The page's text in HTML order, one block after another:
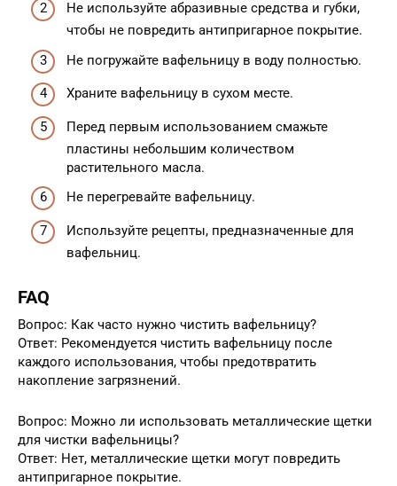
Не используйте абразивные средства и губки,
чтобы не повредить антипригарное покрытие.
Не погружайте вафельницу в воду полностью.
Храните вафельницу в сухом месте.
Перед первым использованием смажьте
пластины небольшим количеством
растительного масла.
Не перегревайте вафельницу.
Используйте рецепты, предназначенные для
вафельниц.
FAQ
Вопрос: Как часто нужно чистить вафельницу?
Ответ: Рекомендуется чистить вафельницу после
каждого использования, чтобы предотвратить
накопление загрязнений.
Вопрос: Можно ли использовать металлические щетки
для чистки вафельницы?
Ответ: Нет, металлические щетки могут повредить
антипригарное покрытие.